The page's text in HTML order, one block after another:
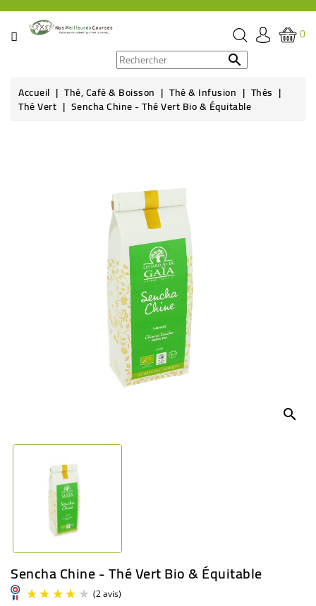
CATÉGORIE
ÉPICERIE
0

Accueil Thé, Café & Boisson Thé & Infusion Thés
Thé Vert Sencha Chine - Thé Vert Bio & Équitable
search
Sencha Chine - Thé Vert Bio & Équitable